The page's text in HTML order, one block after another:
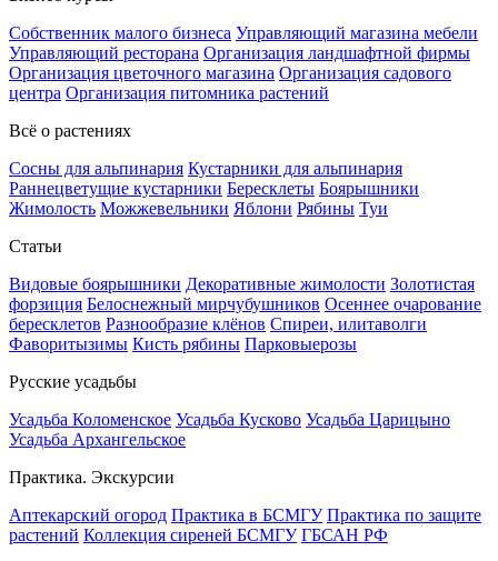
Собственник малого бизнеса Управляющий магазина мебели
Управляющий ресторана Организация ландшафтной фирмы
Организация цветочного магазина Организация садового
центра Организация питомника растений
Всё о растениях
Сосны для альпинария Кустарники для альпинария
Раннецветущие кустарники Бересклеты Боярышники
Жимолость Можжевельники Яблони Рябины Туи
Статьи
Видовые боярышники Декоративные жимолости Золотистая
форзиция Белоснежный мирчубушников Осеннее очарование
бересклетов Разнообразие клёнов Спиреи, илитаволги
Фаворитызимы Кисть рябины Парковыерозы
Русские усадьбы
Усадьба Коломенское Усадьба Кусково Усадьба Царицыно
Усадьба Архангельское
Практика. Экскурсии
Аптекарский огород Практика в БСМГУ Практика по защите
растений Коллекция сиреней БСМГУ ГБСАН РФ